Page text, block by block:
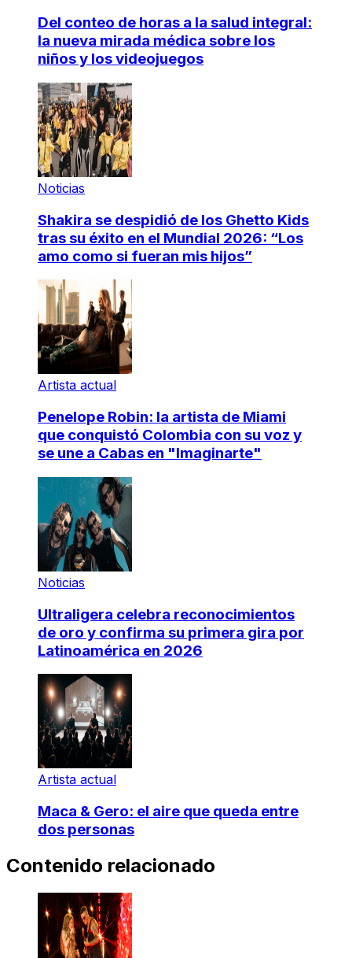
Del conteo de horas a la salud integral:
la nueva mirada médica sobre los
niños y los videojuegos
Noticias
Shakira se despidió de los Ghetto Kids
tras su éxito en el Mundial 2026: “Los
amo como si fueran mis hijos”
Artista actual
Penelope Robin: la artista de Miami
que conquistó Colombia con su voz y
se une a Cabas en "Imaginarte"
Noticias
Ultraligera celebra reconocimientos
de oro y confirma su primera gira por
Latinoamérica en 2026
Artista actual
Maca & Gero: el aire que queda entre
dos personas
Contenido relacionado